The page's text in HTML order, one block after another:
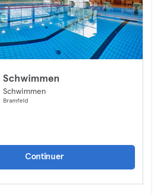
Schwimmen
Schwimmen
Bramfeld
Continuer